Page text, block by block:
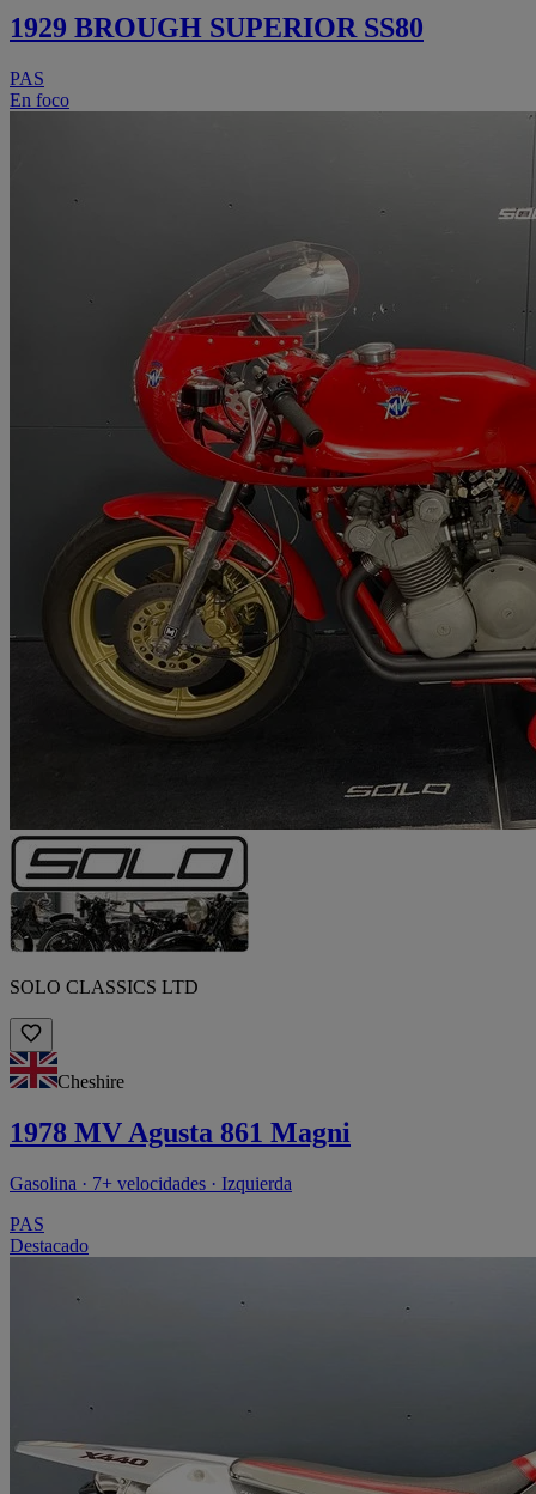
1929 BROUGH SUPERIOR SS80
PAS
En foco
SOLO CLASSICS LTD
Cheshire
1978 MV Agusta 861 Magni
Gasolina · 7+ velocidades · Izquierda
PAS
Destacado